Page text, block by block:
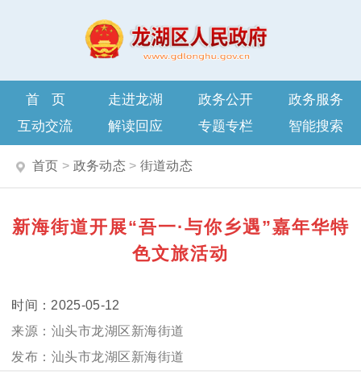
首页 走进龙湖 政务公开
政务服务
互动交流
解读回应 专题专栏 智能搜索
首页 > 政务动态> 街道动态
新海街道开展“吾一·与你乡遇”嘉年华特
色文旅活动
2025-05-12
汕头市龙湖区新海街道
汕头市龙湖区新海街道